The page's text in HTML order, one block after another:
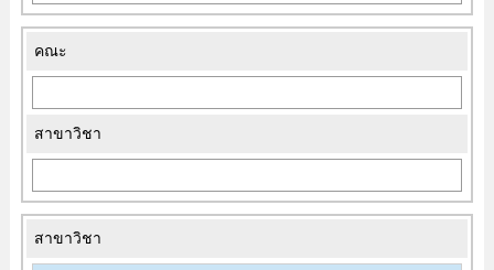
คณะ
สาขาวิชา
สาขาวิชา